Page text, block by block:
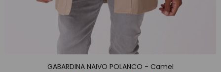
GABARDINA NAIVO POLANCO - Camel